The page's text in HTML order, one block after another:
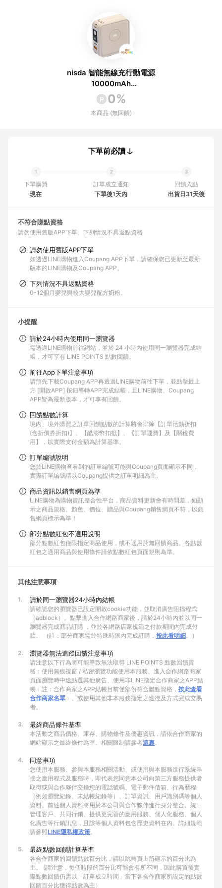
nisda 智能無線充行動電源
10000mAh
4711085984616 BS-
WL720 奶茶色
0%
本商品 (無回饋)
下單前必讀
下單購買
現在
訂單成立通知
下單後1天內
回饋入點
出貨日31天後
不符合賺點資格
請勿使用舊版APP下單 下列情況不具返點資格
請勿使用舊版APP下單
如透過LINE購物進入Coupang APP下單，請確保您已更新至最新
版本的LINE購物及Coupang APP。
下列情況不具返點資格
0-12個月嬰兒與較大嬰兒配方奶粉。
小提醒
請於24小時內使用同一瀏覽器
需透過LINE購物前往網站，並於 24 小時內使用同一瀏覽器完成結
帳，才可享有 LINE POINTS 點數回饋。
前往App下單注意事項
請預先下載Coupang APP再透過LINE購物前往下單，並點擊最上
方 [開啟APP] 按鈕導轉APP完成結帳，且LINE購物、Coupang
APP皆為最新版本，才可享有回饋。
回饋點數計算
境內、境外購買之訂單回饋點數的計算將會排除【訂單活動折扣
(含折價券折扣)】、【酷澎幣扣抵】、【訂單運費】及【關稅費
用】，以實際支付金額為計算基準。
訂單編號說明
您於LINE購物查看到的訂單編號可能與Coupang頁面顯示不同，
實際訂單編號請以Coupang提供之訂單明細為主。
商品資訊以銷售網頁為準
LINE購物為購物資訊整合性平台，商品資料更新會有時間差，如顯
示之商品規格、顏色、價位、贈品與Coupang銷售網頁不符，以銷
售網頁標示為準！
部分點數紅包不適用說明
部分點數紅包僅限指定商品使用，或不適用於無回饋商品。各點數
紅包之適用商品與使用條件請依點數紅包頁面規則為準。
其他注意事項
1. 請於同一瀏覽器24小時內結帳
請確認您的瀏覽器已設定開啟cookie功能，並取消廣告阻擋程式
（adblock）。點擊進入合作網路商家後，請於24小時內並以同一
瀏覽器完成商品訂購 ，並於各網路店家規範之付款期間內完成付
款。 （註：部分商家需於特殊時限內完成訂購， 按此看明細。）
2. 瀏覽器無法追蹤回饋注意事項
請注意以下行為將可能導致無法取得 LINE POINTS 點數回饋資
格：使用無痕視窗 / 私密瀏覽功能使用本服務、進入合作網路商家
頁面瀏覽時中途點選其他廣告、使用非LINE指定合作商家之APP結
帳﹙註：合作商家之APP結帳目前僅部份符合贈點資格， 按此查看
合作商家名單 ﹚、或使用其他非本服務指定之途徑及方式完成交易
者。
3. 最終商品條件基準
本活動之商品價格、庫存、購物條件及優惠資訊，請依合作商家的
網站顯示之最終條件為準。相關限制請參考這裏。
4. 同意事項
您使用本服務、參與本服務相關活動、或使用與本服務進行系統串
接之應用程式及服務時，即代表您同意本公司向第三方服務提供者
取得或與合作夥伴交換您的電話號碼、電子郵件信箱、行為歷程
（例如瀏覽紀錄、未結帳紀錄等）、訂單資訊、用戶識別碼等個人
資料。前述個人資料將用於本公司與合作夥伴進行身分整合、統一
管理客戶、共同行銷、提供更完善的應用服務、個人化服務、個人
化廣告等行銷訊息，且該等個人資料包含歷史資料在內。詳細規範
請參照LINE隱私權政策。
5. 最終點數回饋計算基準
各合作商家的回饋點數百分比，請以跳轉頁上所顯示的百分比為
主。 (請注意，每個時段的百分比可能會有所不同，因此購買後實
際點數回饋仍需以「訂單成立時間」當下各合作商家所設定的點數
回饋百分比獲得點數為主）